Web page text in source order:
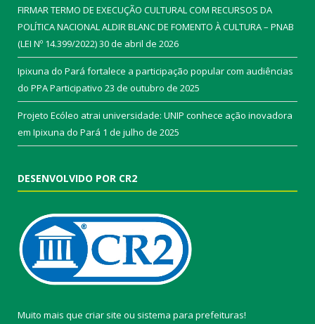
FIRMAR TERMO DE EXECUÇÃO CULTURAL COM RECURSOS DA
POLÍTICA NACIONAL ALDIR BLANC DE FOMENTO À CULTURA – PNAB
(LEI Nº 14.399/2022)30 de abril de 2026
Ipixuna do Pará fortalece a participação popular com audiências
do PPA Participativo 23 de outubro de 2025
Projeto Ecóleo atrai universidade: UNIP conhece ação inovadora
em Ipixuna do Pará 1 de julho de 2025
DESENVOLVIDO POR CR2
Muito mais que criar site ou sistema para prefeituras!